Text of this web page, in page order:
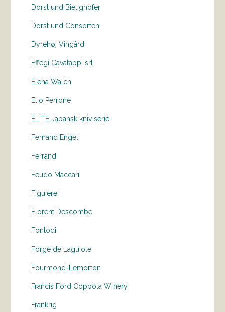
Dorst und Bietighöfer
Dorst und Consorten
Dyrehøj Vingård
Effegi Cavatappi srl
Elena Walch
Elio Perrone
ELITE Japansk kniv serie
Fernand Engel
Ferrand
Feudo Maccari
Figuiere
Florent Descombe
Fontodi
Forge de Laguiole
Fourmond-Lemorton
Francis Ford Coppola Winery
Frankrig